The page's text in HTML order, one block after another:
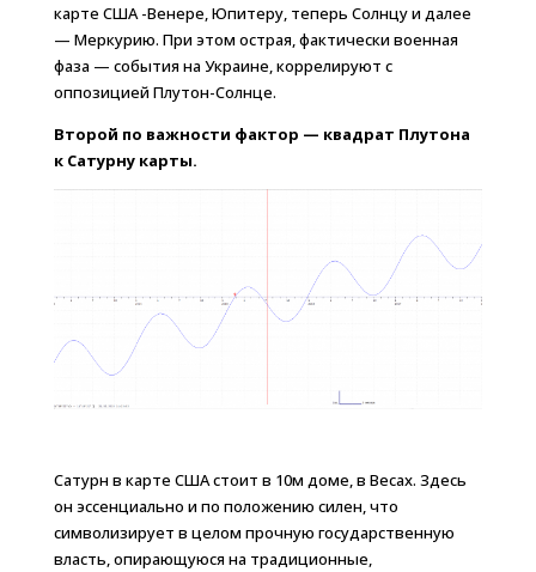
карте США -Венере, Юпитеру, теперь Солнцу и далее
— Меркурию. При этом острая, фактически военная
фаза — события на Украине, коррелируют с
оппозицией Плутон-Солнце.
Второй по важности фактор — квадрат Плутона
к Сатурну карты.
Сатурн в карте США стоит в 10м доме, в Весах. Здесь
он эссенциально и по положению силен, что
символизирует в целом прочную государственную
власть, опирающуюся на традиционные,